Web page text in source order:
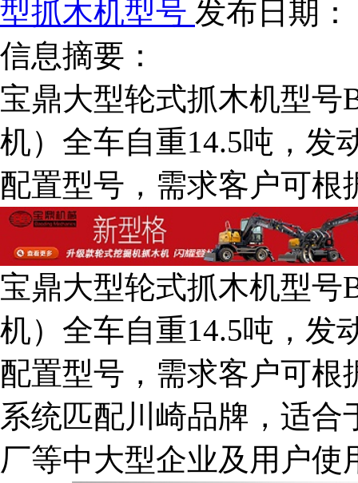
型抓木机型号 发布日期：
信息摘要：
宝鼎大型轮式抓木机型号
机）全车自重14.5吨，发
配置型号，需求客户可
宝鼎大型轮式抓木机型号
机）全车自重14.5吨，发
配置型号，需求客户可根
系统匹配川崎品牌，适
厂等中大型企业及用户使